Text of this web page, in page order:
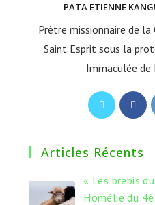
PATA ETIENNE
Prêtre missionnaire de la
Saint Esprit sous la
Immaculée de
S’ouvre
dans
nouvel
Articles Récents
« Les brebis
Homélie du